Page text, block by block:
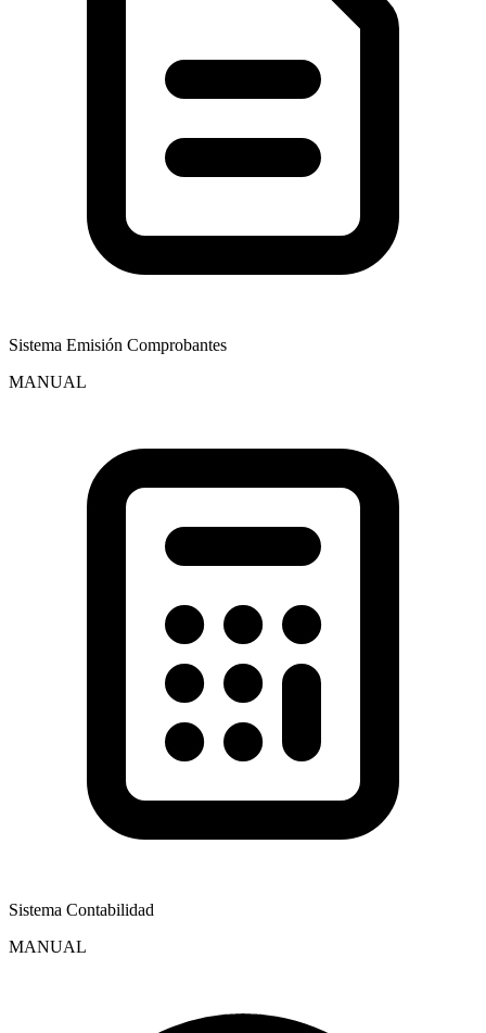
Sistema Emisión Comprobantes
MANUAL
Sistema Contabilidad
MANUAL